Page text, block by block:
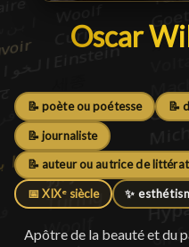
Oscar
Oscar
📝 poète ou poétesse 📝
📝 journaliste
📝 auteur ou autrice de
📅 XIXᵉ siècle ✨
Apôtre de la beauté et du